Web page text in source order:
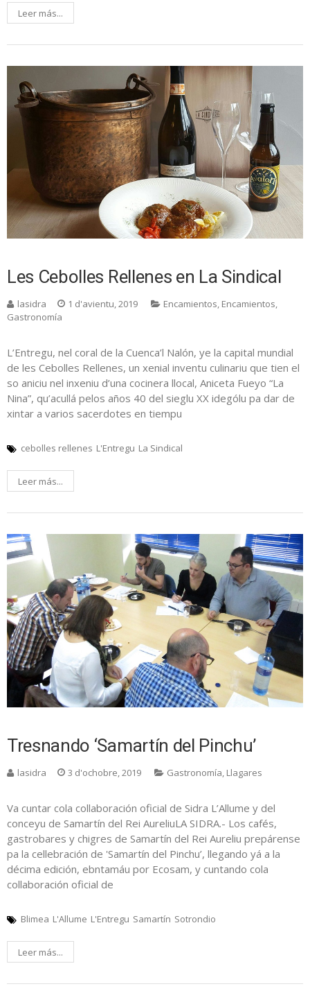
Leer más...
Les Cebolles Rellenes en La Sindical
lasidra 1 d'avientu, 2019 Encamientos, Encamientos,
Gastronomía
L’Entregu, nel coral de la Cuenca’l Nalón, ye la capital mundial
de les Cebolles Rellenes, un xenial inventu culinariu que tien el
so aniciu nel inxeniu d’una cocinera llocal, Aniceta Fueyo “La
Nina”, qu’acullá pelos años 40 del sieglu XX idególu pa dar de
xintar a varios sacerdotes en tiempu
cebolles rellenes L'Entregu La Sindical
Leer más...
Tresnando ‘Samartín del Pinchu’
lasidra 3 d'ochobre, 2019 Gastronomía, Llagares
Va cuntar cola collaboración oficial de Sidra L’Allume y del
conceyu de Samartín del Rei AureliuLA SIDRA.- Los cafés,
gastrobares y chigres de Samartín del Rei Aureliu prepárense
pa la cellebración de 'Samartín del Pinchu’, llegando yá a la
décima edición, ebntamáu por Ecosam, y cuntando cola
collaboración oficial de
Blimea L'Allume L'Entregu Samartín Sotrondio
Leer más...